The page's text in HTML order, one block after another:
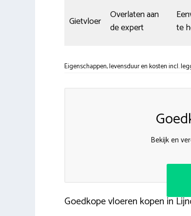
Gietvloer
Overlaten aan
de expert
te
Eigenschappen, levensduur en kosten incl.
Bekijk en
Goedkope vloeren kopen in